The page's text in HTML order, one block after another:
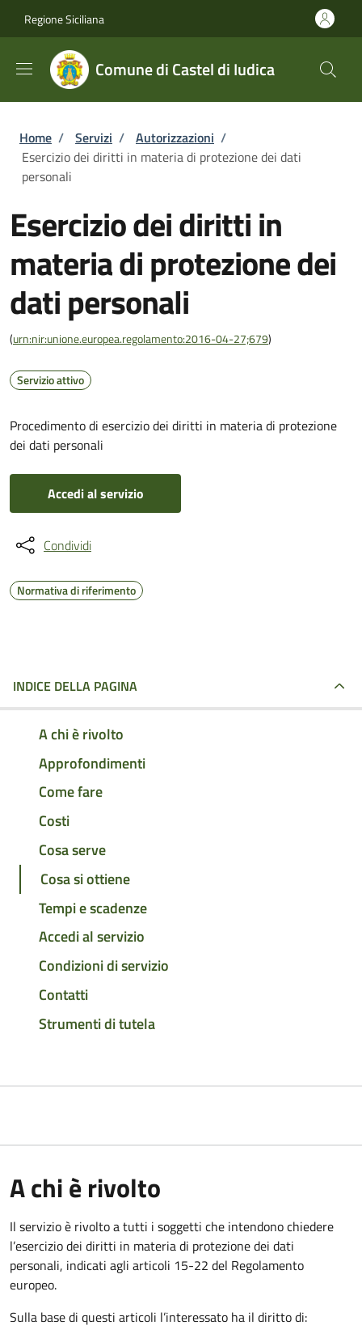
Regione Siciliana
Comune di Castel di Iudica
Briciole di pane
Home / Servizi / Autorizzazioni /
Esercizio dei diritti in materia di protezione dei dati
personali
Esercizio dei diritti in
materia di protezione dei
dati personali
(urn:nir:unione.europea.regolamento:2016-04-27;679)
Servizio attivo
Procedimento di esercizio dei diritti in materia di protezione
dei dati personali
Accedi al servizio
Condividi
Normativa di riferimento
INDICE DELLA PAGINA
A chi è rivolto
Approfondimenti
Come fare
Costi
Cosa serve
Cosa si ottiene
Tempi e scadenze
Accedi al servizio
Condizioni di servizio
Contatti
Strumenti di tutela
A chi è rivolto
Il servizio è rivolto a tutti i soggetti che intendono chiedere
l’esercizio dei diritti in materia di protezione dei dati
personali, indicati agli articoli 15-22 del Regolamento
europeo.
Sulla base di questi articoli l’interessato ha il diritto di: